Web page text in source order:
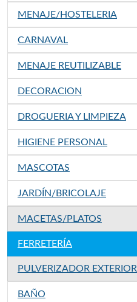
MENAJE/HOSTELERIA
CARNAVAL
MENAJE REUTILIZABLE
DECORACION
DROGUERIA Y LIMPIEZA
HIGIENE PERSONAL
MASCOTAS
JARDÍN/BRICOLAJE
MACETAS/PLATOS
FERRETERÍA
PULVERIZADOR EXTERIOR
BAÑO